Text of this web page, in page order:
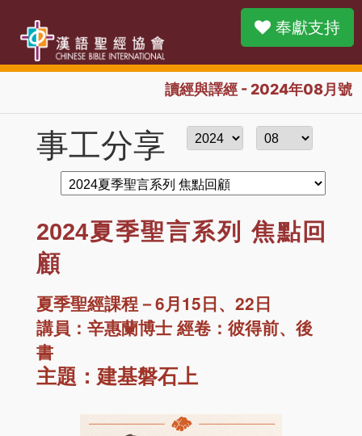
奉獻支持
讀經與譯經 - 2024年08月號
事工分享
2024夏季聖言系列 焦點回
顧
夏季聖經課程－6月15日、22日
講員：辛惠蘭博士 經卷：彼得前、後
書
主題：建基磐石上